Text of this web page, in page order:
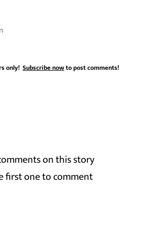
only! Subscribe nowto post comments!
first one to comment